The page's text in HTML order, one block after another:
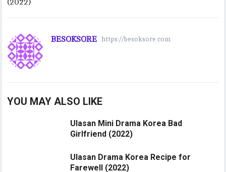
BESOKSORE https://besoksore.com
YOU MAY ALSO LIKE
Ulasan Mini Drama Korea Bad
Girlfriend (2022)
Ulasan Drama Korea Recipe for
Farewell (2022)